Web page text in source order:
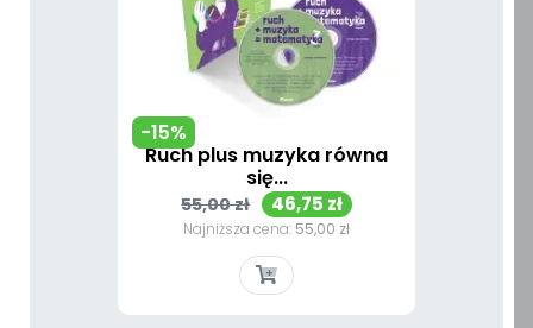
Ruch plus muzyka równa
się...
Cena
podstawowa
55,00 zł Cena
46,75 zł
Najniższa cena: 55,00 zł
-15%